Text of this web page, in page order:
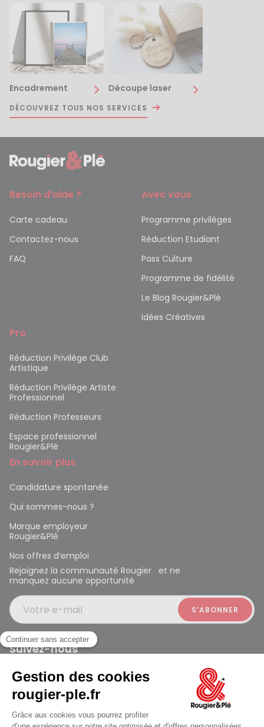
Encadrement Découpe laser
DÉCOUVREZ TOUS NOS SERVICES
Besoin d’aide ?
Carte cadeau
Contactez-nous
FAQ
Avec vous
Programme privilèges
Réduction Etudiant
Pass Culture
Programme de fidélité
Le Blog Rougier&Plé
Idées Créatives
Pro
Réduction Privilège Club
Artistique
Réduction Privilège Artiste
Professionnel
Réduction Professeurs
Espace professionnel
Rougier&Plé
En savoir plus
Candidature spontanée
Qui sommes-nous ?
Marque employeur
Rougier&Plé
Nos offres d’emploi
Rejoignez la communauté Rougier et ne
manquez aucune opportunité
Votre e-mail
Suivez-nous
Rougier et Plé 2024 Copyright